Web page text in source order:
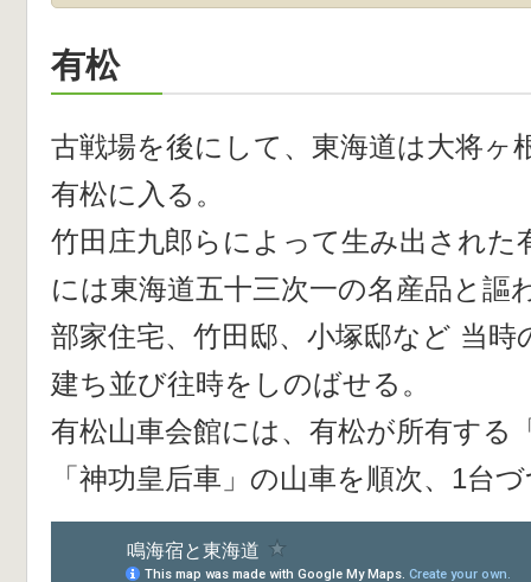
有松
古戦場を後にして、東海道は大将ヶ
有松に入る。
竹田庄九郎らによって生み出された
には東海道五十三次一の名産品と謳
部家住宅、竹田邸、小塚邸など 当
建ち並び往時をしのばせる。
有松山車会館には、有松が所有する
「神功皇后車」の山車を順次、1台